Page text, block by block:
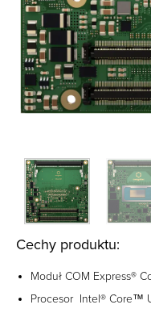
Cechy produktu:
Moduł COM Express®
Procesor Intel® Core™